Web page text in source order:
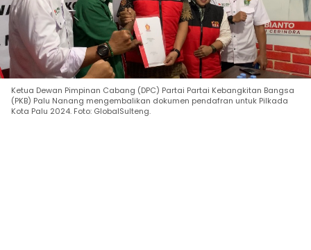
Ketua Dewan Pimpinan Cabang (DPC) Partai Partai Kebangkitan Bangsa
(PKB) Palu Nanang mengembalikan dokumen pendafran untuk Pilkada
Kota Palu 2024. Foto: GlobalSulteng.